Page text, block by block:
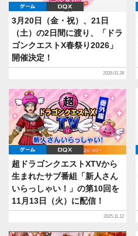
ゲーム DQX
3月20日（金・祝）、21日
（土）の2日間に渡り、「ドラ
ゴンクエストX春祭り2026」
開催決定！
2026.01.28
ゲーム DQX
超ドラゴンクエストXTVから
生まれたサブ番組「新人さん
いらっしゃい！」の第10回を
11月13日（火）に配信！
2025.11.12